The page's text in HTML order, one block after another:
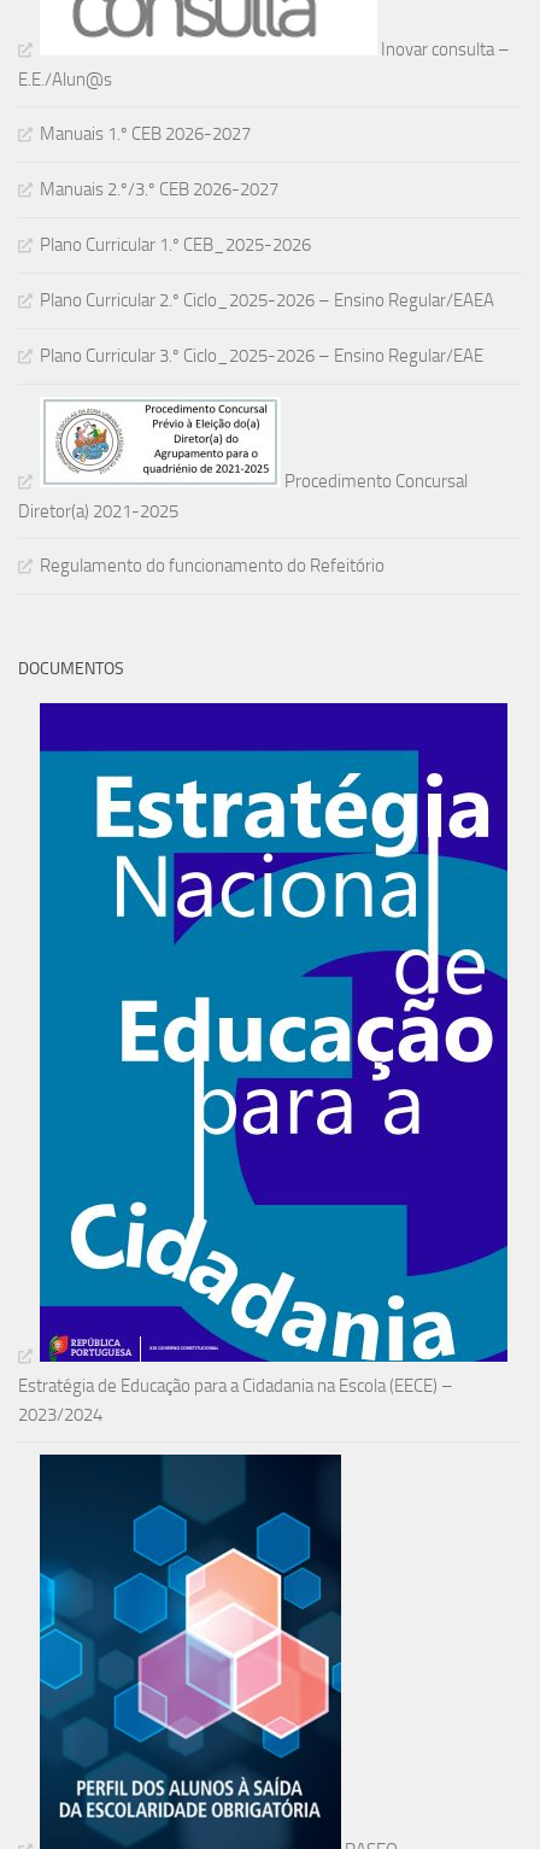
Inovar consulta –
E.E./Alun@s
Manuais 1.º CEB 2026-2027
Manuais 2.º/3.º CEB 2026-2027
Plano Curricular 1.º CEB_2025-2026
Plano Curricular 2.º Ciclo_2025-2026 – Ensino Regular/EAEA
Plano Curricular 3.º Ciclo_2025-2026 – Ensino Regular/EAE
Procedimento Concursal
Diretor(a) 2021-2025
Regulamento do funcionamento do Refeitório
DOCUMENTOS
Estratégia de Educação para a Cidadania na Escola (EECE) –
2023/2024